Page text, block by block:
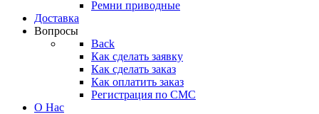
Ремни приводные
Доставка
Вопросы
Back
Как сделать заявку
Как сделать заказ
Как оплатить заказ
Регистрация по СМС
О Нас